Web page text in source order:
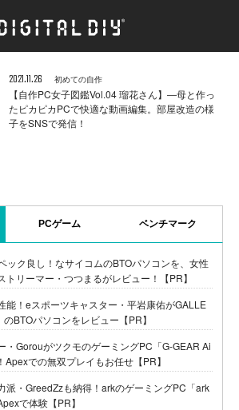
2021.11.26 初めての自作
【自作PC女子図鑑Vol.04 瑠花さん】―母と作っ
たピカピカPCで快適な動画編集。部屋改造の様
子をSNSで発信！
PCゲーム ベンチマーク
ック良し！なサイコムのBTOパソコンを、女性
トリーマー・つつまるがレビュー！【PR】
能！eスポーツキャスター・平岩康佑がGALLE
BTOパソコンをレビュー【PR】
・GorouがツクモのゲーミングPC「G-GEAR Ai
Apexでの無双プレイもお任せ【PR】
派・GreedZzも納得！arkのゲーミングPC「ark
で体験【PR】